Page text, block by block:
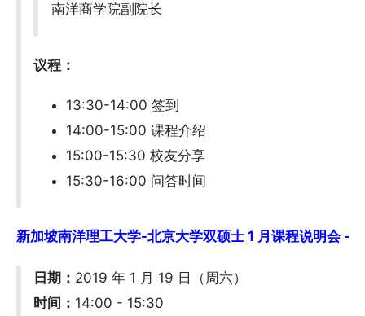
南洋商学院副院长
议程：
13:30-14:00 签到
14:00-15:00 课程介绍
15:00-15:30 校友分享
15:30-16:00 问答时间
新加坡南洋理工大学-北京大学双硕士 1 月课程说明会 -
日期： 2019 年 1 月 19 日（周六）
时间： 14:00 - 15:30